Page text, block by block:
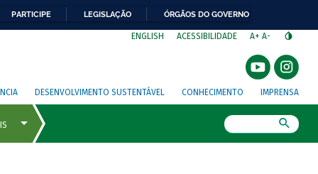
PARTICIPE LEGISLAÇÃO ÓRGÃOS DO GOVERNO
ENGLISH ACESSIBILIDADE A+ A-
DESENVOLVIMENTO SUSTENTÁVEL CONHECIMENTO IMPRENSA